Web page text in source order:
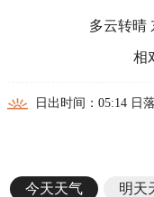
多云转晴
相
日出时间：05:14 日
今天天气 明天